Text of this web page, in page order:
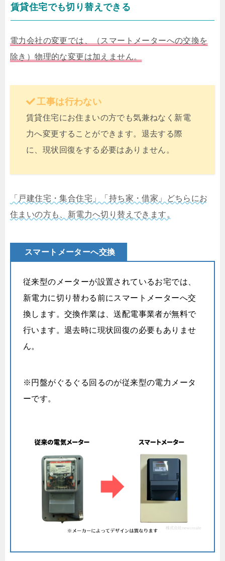
賃貸住宅でも切り替えできる
電力会社の変更では、（スマートメーターへの交換を
除き）物理的な変更は加えません。
工事は行わない
賃貸住宅にお住まいの方でも気兼ねなく新電
力へ変更することができます。退去する際
に、現状回復をする必要はありません。
「戸建住宅・集合住宅」「持ち家・借家」どちらにお
住まいの方も、新電力へ切り替えできます。
スマートメーターへ交換
従来型のメーターが設置されているお宅では、
新電力に切り替わる前にスマートメーターへ交
換します。交換作業は、送配電事業者が無料で
行います。退去時に現状回復の必要もありませ
ん。
※円盤がぐるぐる回るのが従来型の電力メータ
ーです。